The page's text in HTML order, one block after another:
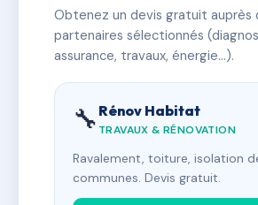
Obtenez un devis gratuit auprès
partenaires sélectionnés
assurance, travaux, énergie…).
🔧 Rénov Habitat
TRAVAUX & RÉNOVATION
Ravalement, toiture, isolation
communes. Devis gratuit.